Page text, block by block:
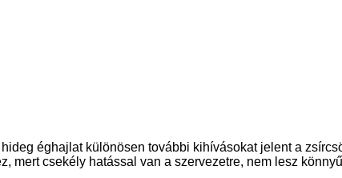
éghajlat különösen további kihívásokat jelent a
csekély hatással van a szervezetre, nem lesz